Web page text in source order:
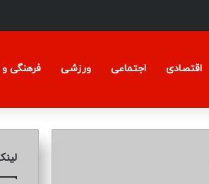
اقتصادی اجتماعی ورزشی فرهنگی